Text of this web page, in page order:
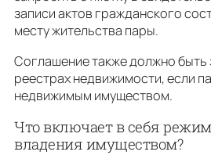
записи актов гражданского
месту жительства пары.
Соглашение также должно быть
реестрах недвижимости, если
недвижимым имуществом.
Что включает в себя
владения имуществом?